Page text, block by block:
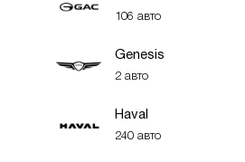
106 авто
Genesis
2 авто
Haval
240 авто